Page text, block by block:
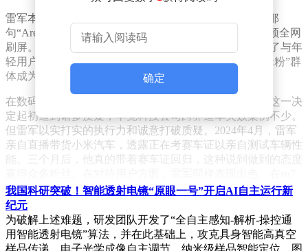
雷军本人也堪称“行走的流量密码”。他在印度发布会上那
句“Are you OK”，搭配独特口音，被网友制作成鬼畜视频全网
刷屏。雷军不仅不生气，还幽默调侃、下场玩梗，拉近了与年
轻用户的距离。每年固定的米粉节，各种专属福利让“米粉”群
体成为品牌忠实拥护者，小米品牌借此快速出圈。
在数码产品领域取得成功后，雷军带领小米跨界造车，这一决
定起初遭到诸多质疑，毕竟科技公司跨界造车失败案例不少。
但雷军以实打实的执行力和诚意打破质疑。2024年4月，雷军
亲自直播带货小米汽车，透露正在考赛车证以亲自测试车辆性
能。三个月后，他真的带着赛车证回归，这种说到做到的态度
交付仪式上，他亲自到现场为车主送花、开车门，让车主感受
到被重视，这一举动引发各大车企纷纷模仿，小米汽车也成
功“出圈”。
2024年11月，小米汽车迎来销售额破十万的高光时刻，雷军还
确定
我国科研突破！智能透射电镜“原眼一号”开启AI自主运行新
纪元
为破解上述难题，研发团队开发了“全自主感知-解析-操控通
用智能透射电镜”算法，并在此基础上，攻克具身智能高真空
样品传递、电子光学成像自主调节、纳米级样品智能定位、图